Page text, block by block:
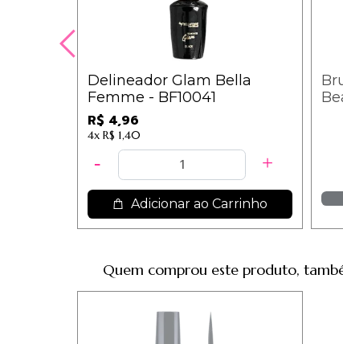
Delineador Glam Bella
Femme - BF10041
R$ 4,96
4x R$ 1,40
Adicionar ao Carrinho
Quem comprou este produto,